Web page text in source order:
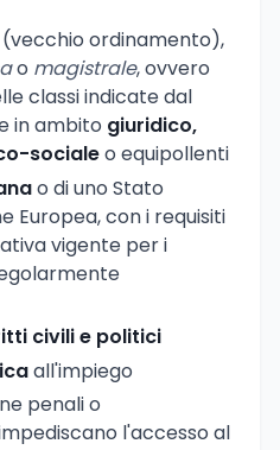
(vecchio ordinamento),
o magistrale, ovvero
classi indicate dal
in ambito giuridico,
socialeo equipollenti
o di uno Stato
Europea, con i requisiti
vigente per i
civili e politici
all'impiego
penali o
l'accesso al